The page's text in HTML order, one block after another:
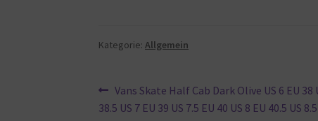
Kategorie:Allgemein
Beitragsnavigation
Vorheriger
Beitrag:
Vans Skate Half Cab Dark Olive US 6 EU 38
38.5 US 7 EU 39 US 7.5 EU 40 US 8 EU 40.5 US